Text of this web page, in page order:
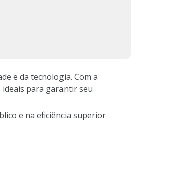
e da tecnologia. Com a
para garantir seu
e na eficiência superior